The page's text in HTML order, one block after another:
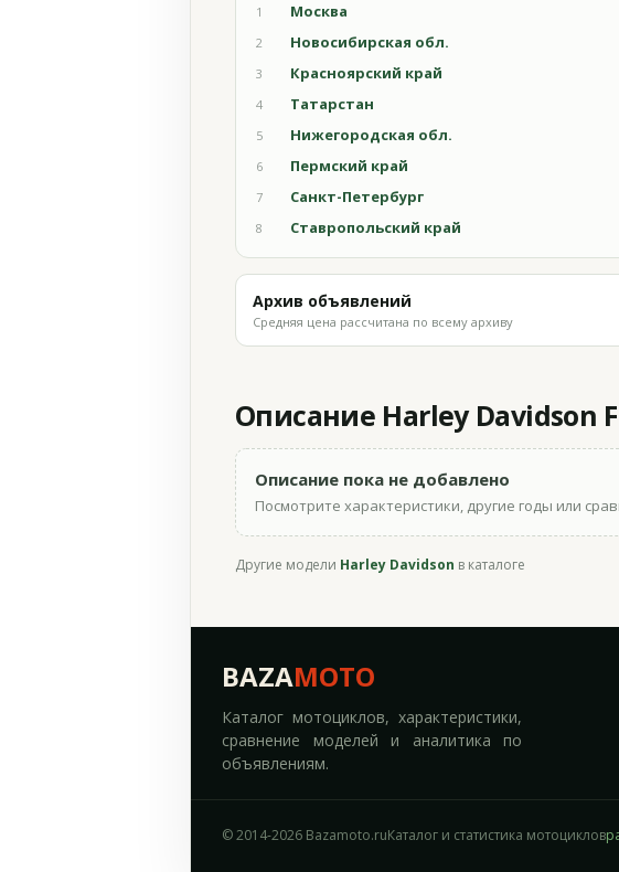
1 Москва
2
Новосибирская обл.
3
Красноярский край
4
Татарстан
5
Нижегородская обл.
6
Пермский край
7
Санкт-Петербург
8
Ставропольский край
Архив объявлений
Средняя цена рассчитана по всему архиву
Описание Harley Davidson
Описание пока не добавлено
Посмотрите характеристики, другие годы или
Другие модели Harley Davidson в каталоге
BAZAMOTO
Каталог мотоциклов, характеристики,
сравнение моделей и аналитика по
объявлениям.
© 2014-2026 Bazamoto.ruКаталог и статистика мотоциклов